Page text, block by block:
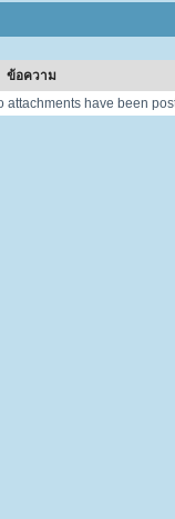
ข้อความ
attachments have been